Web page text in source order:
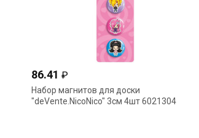
86.41 ₽
Набор магнитов для доски
"deVente.NicoNico" 3см 4шт 6021304